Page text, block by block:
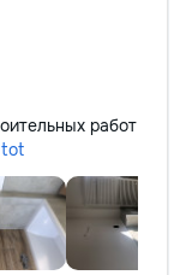
работ